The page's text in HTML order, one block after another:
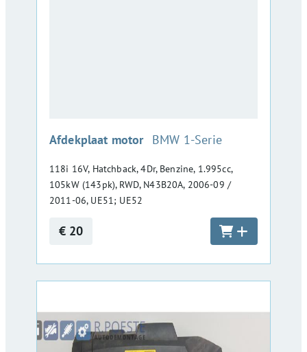
Afdekplaat motor :BMW 1-Serie
118i 16V, Hatchback, 4Dr, Benzine, 1.995cc,
105kW (143pk), RWD, N43B20A, 2006-09 /
2011-06, UE51; UE52
€ 20